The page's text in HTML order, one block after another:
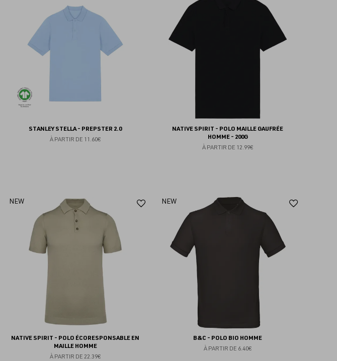
STANLEY STELLA - PREPSTER 2.0
À PARTIR DE 11.60€
favoris
NATIVE SPIRIT - POLO MAILLE GAUFRÉE
HOMME - 200G
À PARTIR DE 12.99€
Ajouter
NEW
NATIVE SPIRIT - POLO ÉCORESPONSABLE EN
MAILLE HOMME
À PARTIR DE 22.39€
Ajouter
favoris
NEW
B&C - POLO BIO HOMME
À PARTIR DE 6.40€